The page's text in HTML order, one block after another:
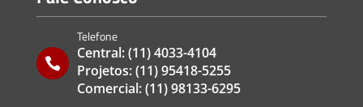

Telefone
Central:(11) 4033-4104
Projetos:(11) 95418-5255
Comercial:(11) 98133-6295